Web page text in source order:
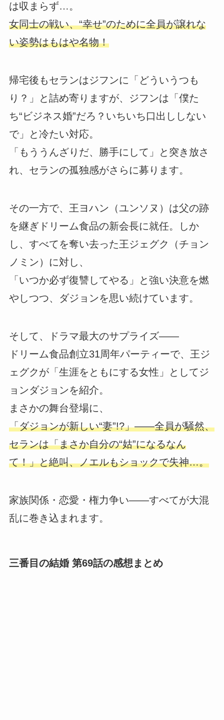
は収まらず…。
女同士の戦い、“幸せ”のために全員が譲れな
い姿勢はもはや名物！
帰宅後もセランはジフンに「どういうつも
り？」と詰め寄りますが、ジフンは「僕た
ち“ビジネス婚”だろ？いちいち口出ししない
で」と冷たい対応。
「もううんざりだ、勝手にして」と突き放さ
れ、セランの孤独感がさらに募ります。
その一方で、王ヨハン（ユンソヌ）は父の跡
を継ぎドリーム食品の新会長に就任。しか
し、すべてを奪い去った王ジェグク（チョン
ノミン）に対し、
「いつか必ず復讐してやる」と強い決意を燃
やしつつ、ダジョンを思い続けています。
そして、ドラマ最大のサプライズ――
ドリーム食品創立31周年パーティーで、王ジ
ェグクが「生涯をともにする女性」としてジ
ョンダジョンを紹介。
まさかの舞台登場に、
「ダジョンが新しい“妻”!?」――全員が騒然、
セランは「まさか自分の“姑”になるなん
て！」と絶叫、ノエルもショックで失神…。
家族関係・恋愛・権力争い――すべてが大混
乱に巻き込まれます。
三番目の結婚 第69話の感想まとめ